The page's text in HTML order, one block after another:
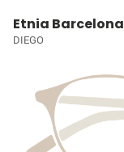
Etnia Barcelona
DIEGO